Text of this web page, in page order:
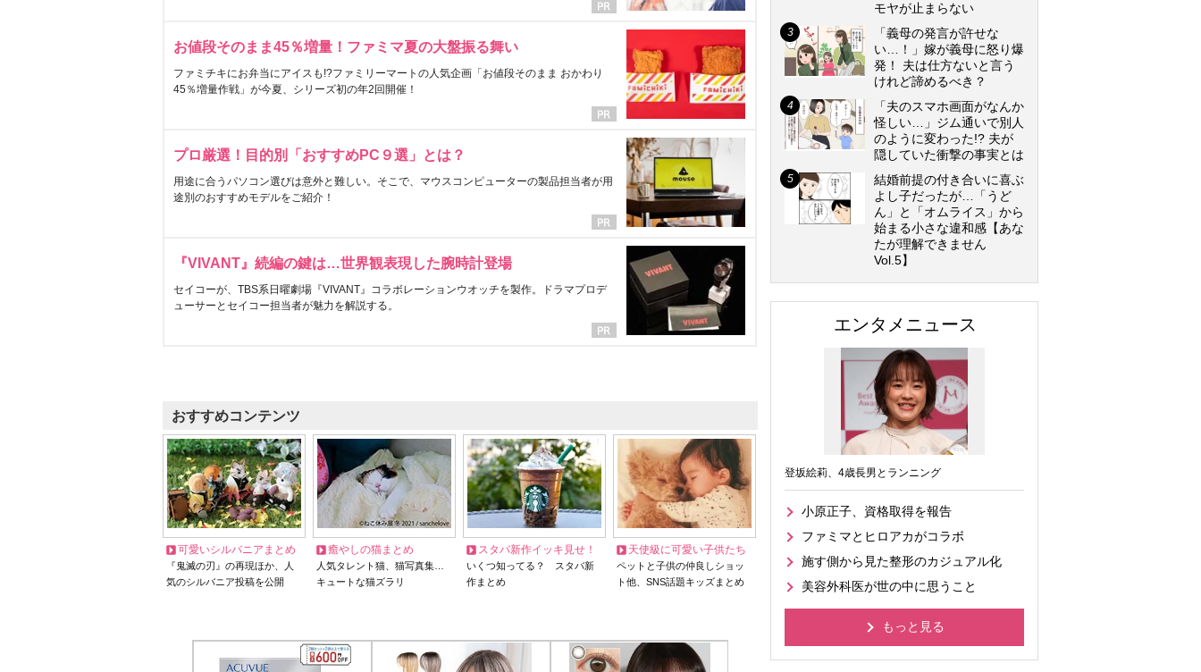
お値段そのまま45％増量！ファミマ夏の大盤振る舞い
ファミチキにお弁当にアイスも!?ファミリーマートの人気企画「お値段そのまま おかわり
45％増量作戦」が今夏、シリーズ初の年2回開催！
プロ厳選！目的別「おすすめPC９選」とは？
用途に合うパソコン選びは意外と難しい。そこで、マウスコンピューターの製品担当者が用
途別のおすすめモデルをご紹介！
『VIVANT』続編の鍵は…世界観表現した腕時計登場
セイコーが、TBS系日曜劇場『VIVANT』コラボレーションウオッチを製作。ドラマプロデ
ューサーとセイコー担当者が魅力を解説する。
おすすめコンテンツ
可愛いシルバニアまとめ
『鬼滅の刃』の再現ほか、人
気のシルバニア投稿を公開
癒やしの猫まとめ
人気タレント猫、猫写真集…
キュートな猫ズラリ
スタバ新作イッキ見せ！
いくつ知ってる？ スタバ新
作まとめ
天使級に可愛い子供たち
ペットと子供の仲良しショッ
ト他、SNS話題キッズまとめ
モヤが止まらない
「義母の発言が許せな
い…！」嫁が義母に怒り爆
発！ 夫は仕方ないと言う
けれど諦めるべき？
「夫のスマホ画面がなんか
怪しい…」ジム通いで別人
のように変わった!? 夫が
隠していた衝撃の事実とは
結婚前提の付き合いに喜ぶ
よし子だったが…「うど
ん」と「オムライス」から
始まる小さな違和感【あな
たが理解できません
Vol.5】
エンタメニュース
登坂絵莉、4歳長男とランニング
小原正子、資格取得を報告
ファミマとヒロアカがコラボ
施す側から見た整形のカジュアル化
美容外科医が世の中に思うこと
もっと見る